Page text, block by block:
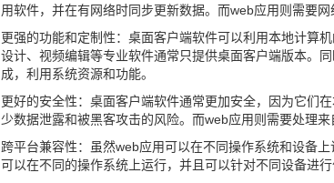
用软件，并在有网络时同步更新数据。而web应用则需要网
更强的功能和定制性：桌面客户端软件可以利用本地计算
设计、视频编辑等专业软件通常只提供桌面客户端版本。
成，利用系统资源和功能。
更好的安全性：桌面客户端软件通常更加安全，因为它们
少数据泄露和被黑客攻击的风险。而web应用则需要处理
跨平台兼容性：虽然web应用可以在不同操作系统和设备
可以在不同的操作系统上运行，并且可以针对不同设备进行